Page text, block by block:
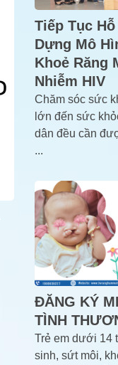
Tiếp Tục
Dựng Mô
Khoẻ Răng
Nhiễm HIV
Chăm sóc sức
lớn đến sức
dân đều cần
...
ĐĂNG KÝ
TÌNH
Trẻ em dưới 14
sinh, sứt môi,